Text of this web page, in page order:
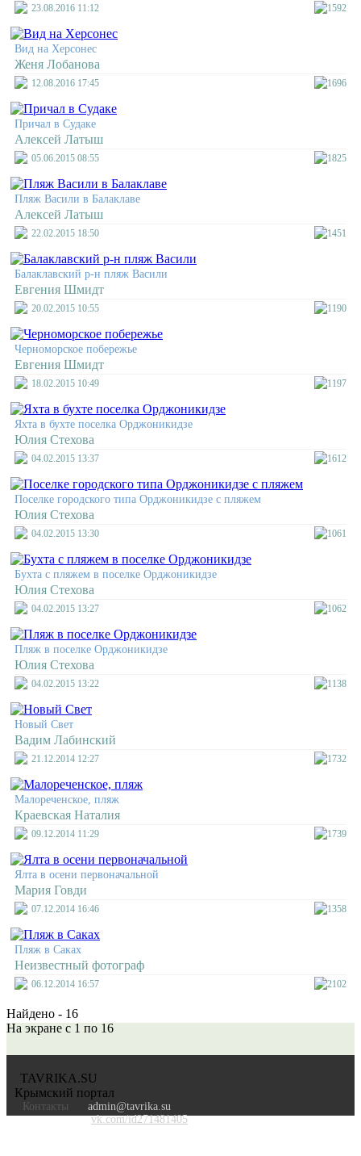
23.08.2016 11:12 1592
Вид на Херсонес
Женя Лобанова
12.08.2016 17:45 1696
Причал в Судаке
Алексей Латыш
05.06.2015 08:55 1825
Пляж Васили в Балаклаве
Алексей Латыш
22.02.2015 18:50 1451
Балаклавский р-н пляж Васили
Евгения Шмидт
20.02.2015 10:55 1190
Черноморское побережье
Евгения Шмидт
18.02.2015 10:49 1197
Яхта в бухте поселка Орджоникидзе
Юлия Стехова
04.02.2015 13:37 1612
Поселке городского типа Орджоникидзе с пляжем
Юлия Стехова
04.02.2015 13:30 1061
Бухта с пляжем в поселке Орджоникидзе
Юлия Стехова
04.02.2015 13:27 1062
Пляж в поселке Орджоникидзе
Юлия Стехова
04.02.2015 13:22 1138
Новый Свет
Вадим Лабинский
21.12.2014 12:27 1732
Малореченское, пляж
Краевская Наталия
09.12.2014 11:29 1739
Ялта в осени первоначальной
Мария Говди
07.12.2014 16:46 1358
Пляж в Саках
Неизвестный фотограф
06.12.2014 16:57 2102
Найдено - 16
На экране с 1 по 16
TAVRIKA.SU
Крымский портал
Контакты
admin@tavrika.su
vk.com/id271481405